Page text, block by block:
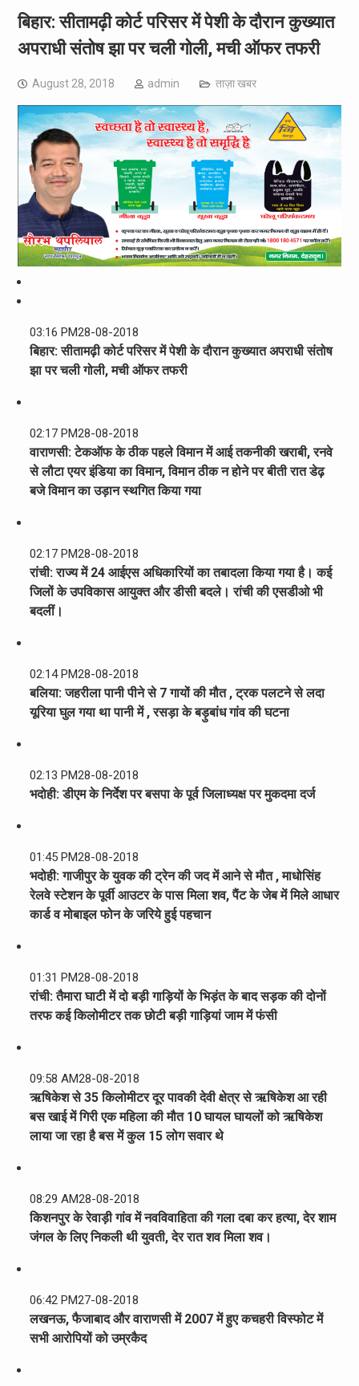
बिहार: सीतामढ़ी कोर्ट परिसर में पेशी के दौरान कुख्यात
अपराधी संतोष झा पर चली गोली, मची ऑफर तफरी
August 28, 2018 admin ताज़ा खबर
03:16 PM28-08-2018
बिहार: सीतामढ़ी कोर्ट परिसर में पेशी के दौरान कुख्यात अपराधी संतोष
झा पर चली गोली, मची ऑफर तफरी
02:17 PM28-08-2018
वाराणसी: टेकऑफ के ठीक पहले विमान में आई तकनीकी खराबी, रनवे
से लौटा एयर इंडिया का विमान, विमान ठीक न होने पर बीती रात डेढ़
बजे विमान का उड़ान स्थगित किया गया
02:17 PM28-08-2018
रांची: राज्य में 24 आईएस अधिकारियों का तबादला किया गया है। कई
जिलों के उपविकास आयुक्त और डीसी बदले। रांची की एसडीओ भी
बदलीं।
02:14 PM28-08-2018
बलिया: जहरीला पानी पीने से 7 गायों की मौत , ट्रक पलटने से लदा
यूरिया घुल गया था पानी में , रसड़ा के बड़ुबांध गांव की घटना
02:13 PM28-08-2018
भदोही: डीएम के निर्देश पर बसपा के पूर्व जिलाध्यक्ष पर मुकदमा दर्ज
01:45 PM28-08-2018
भदोही: गाजीपुर के युवक की ट्रेन की जद में आने से मौत , माधोसिंह
रेलवे स्टेशन के पूर्वी आउटर के पास मिला शव, पैंट के जेब में मिले आधार
कार्ड व मोबाइल फोन के जरिये हुई पहचान
01:31 PM28-08-2018
रांची: तैमारा घाटी में दो बड़ी गाड़ियों के भिड़ंत के बाद सड़क की दोनों
तरफ कई किलोमीटर तक छोटी बड़ी गाड़ियां जाम में फंसी
09:58 AM28-08-2018
ऋषिकेश से 35 किलोमीटर दूर पावकी देवी क्षेत्र से ऋषिकेश आ रही
बस खाई में गिरी एक महिला की मौत 10 घायल घायलों को ऋषिकेश
लाया जा रहा है बस में कुल 15 लोग सवार थे
08:29 AM28-08-2018
किशनपुर के रेवाड़ी गांव में नवविवाहिता की गला दबा कर हत्या, देर शाम
जंगल के लिए निकली थी युवती, देर रात शव मिला शव।
06:42 PM27-08-2018
लखनऊ, फैजाबाद और वाराणसी में 2007 में हुए कचहरी विस्फोट में
सभी आरोपियों को उम्रकैद